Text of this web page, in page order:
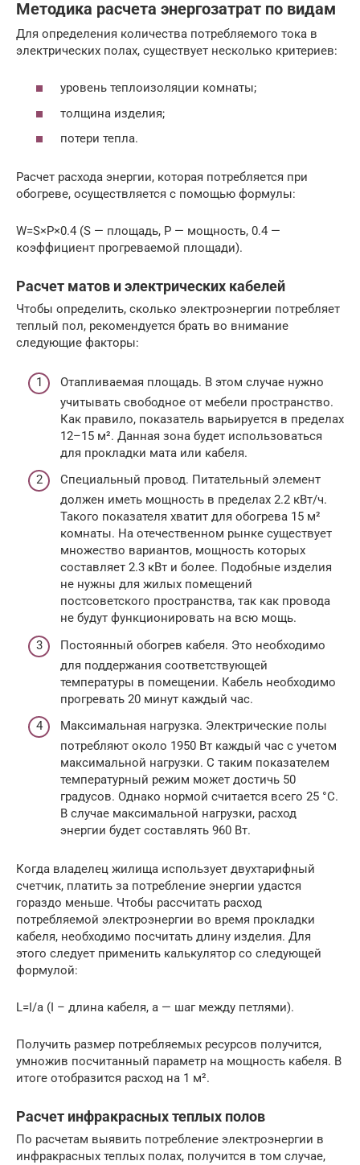
Методика расчета энергозатрат по видам
Для определения количества потребляемого тока в
электрических полах, существует несколько критериев:
уровень теплоизоляции комнаты;
толщина изделия;
потери тепла.
Расчет расхода энергии, которая потребляется при
обогреве, осуществляется с помощью формулы:
W=S×P×0.4 (S — площадь, P — мощность, 0.4 —
коэффициент прогреваемой площади).
Расчет матов и электрических кабелей
Чтобы определить, сколько электроэнергии потребляет
теплый пол, рекомендуется брать во внимание
следующие факторы:
Отапливаемая площадь. В этом случае нужно
учитывать свободное от мебели пространство.
Как правило, показатель варьируется в пределах
12–15 м². Данная зона будет использоваться
для прокладки мата или кабеля.
Специальный провод. Питательный элемент
должен иметь мощность в пределах 2.2 кВт/ч.
Такого показателя хватит для обогрева 15 м²
комнаты. На отечественном рынке существует
множество вариантов, мощность которых
составляет 2.3 кВт и более. Подобные изделия
не нужны для жилых помещений
постсоветского пространства, так как провода
не будут функционировать на всю мощь.
Постоянный обогрев кабеля. Это необходимо
для поддержания соответствующей
температуры в помещении. Кабель необходимо
прогревать 20 минут каждый час.
Максимальная нагрузка. Электрические полы
потребляют около 1950 Вт каждый час с учетом
максимальной нагрузки. С таким показателем
температурный режим может достичь 50
градусов. Однако нормой считается всего 25 °C.
В случае максимальной нагрузки, расход
энергии будет составлять 960 Вт.
Когда владелец жилища использует двухтарифный
счетчик, платить за потребление энергии удастся
гораздо меньше. Чтобы рассчитать расход
потребляемой электроэнергии во время прокладки
кабеля, необходимо посчитать длину изделия. Для
этого следует применить калькулятор со следующей
формулой:
L=I/a (I – длина кабеля, a — шаг между петлями).
Получить размер потребляемых ресурсов получится,
умножив посчитанный параметр на мощность кабеля. В
итоге отобразится расход на 1 м².
Расчет инфракрасных теплых полов
По расчетам выявить потребление электроэнергии в
инфракрасных теплых полах, получится в том случае,